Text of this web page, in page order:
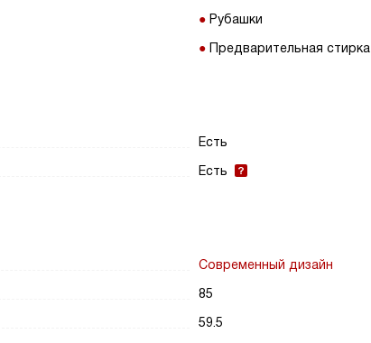
Рубашки
Предварительная стирка
Есть
Есть
Современный дизайн
85
59.5